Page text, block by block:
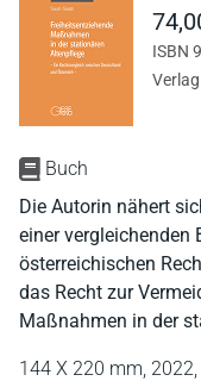
Buch
Die Autorin nähert
einer vergleichenden
österreichischen
das Recht zur
Maßnahmen in der
144 X 220 mm, 2022,
ISBN